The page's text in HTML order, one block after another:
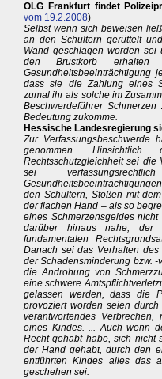
OLG Frankfurt findet
vom 19.2.2008)
Selbst wenn sich beweisen
an den Schultern gerüttelt
Wand geschlagen worden
den Brustkorb
Gesundheitsbeeinträchtigung
dass sie die Zahlung eines
zumal ihr als solche im
Beschwerdeführer
Bedeutung zukomme.
Hessische Landesregierung
Zur Verfassungsbeschwerde
genommen.
Rechtsschutzgleichheit sei die
sei
den Schultern, Stoßen mit
der flachen Hand – als so
eines Schmerzensgeldes
darüber hinaus nahe, der
fundamentalen
Danach sei das Verhalten
der Schadensminderung bzw.
die Androhung von
eine schwere
gelassen werden, dass die
provoziert worden seien
verantwortendes
eines Kindes. ... Auch wenn
Recht gehabt habe, sich nicht
der Hand gehabt, durch den
entführten Kindes alles das
geschehen sei.